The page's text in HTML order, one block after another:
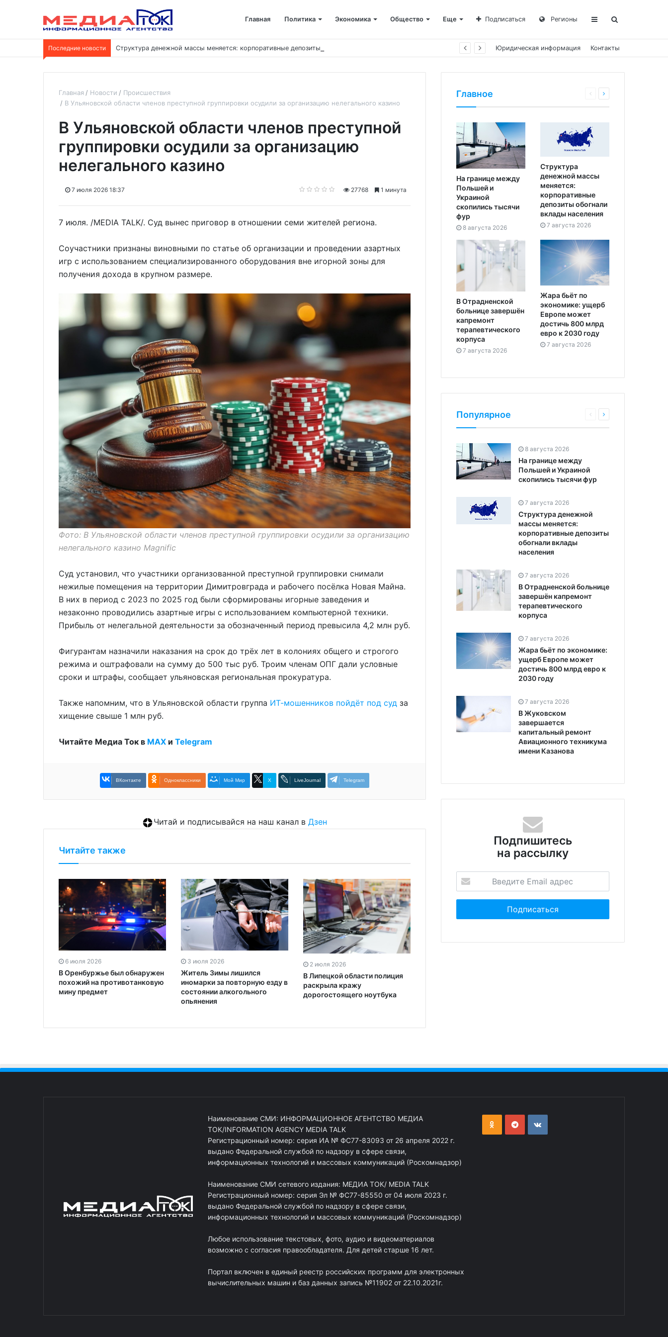
Главная Политика Экономика Общество Еще Подписаться Регионы
Последние новости Структура денежной массы меняется: корпоративные депозиты обогнали вклады населения Юридическая информация Контакты
Главная Новости
Происшествия
В Ульяновской области членов преступной группировки осудили за организацию нелегального казино
В Ульяновской области членов преступной
группировки осудили за организацию
нелегального казино
7 июля 2026 18:37 27768 1 минута
7 июля. /MEDIA TALK/. Суд вынес приговор в отношении семи жителей региона.
Соучастники признаны виновными по статье об организации и проведении азартных
игр с использованием специализированного оборудования вне игорной зоны для
получения дохода в крупном размере.
Фото: В Ульяновской области членов преступной группировки осудили за организацию
нелегального казино Magnific
Суд установил, что участники организованной преступной группировки снимали
нежилые помещения на территории Димитровграда и рабочего посёлка Новая Майна.
В них в период с 2023 по 2025 год были сформированы игорные заведения и
незаконно проводились азартные игры с использованием компьютерной техники.
Прибыль от нелегальной деятельности за обозначенный период превысила 4,2 млн руб.
Фигурантам назначили наказания на срок до трёх лет в колониях общего и строгого
режима и оштрафовали на сумму до 500 тыс руб. Троим членам ОПГ дали условные
сроки и штрафы, сообщает ульяновская региональная прокуратура.
Также напомним, что в Ульяновской области группа ИТ-мошенников пойдёт под суд за
хищение свыше 1 млн руб.
Читайте Медиа Ток в МАХ и Telegram
ВКонтакте Одноклассники Мой Мир X LiveJournal Telegram
Читай и подписывайся на наш канал в Дзен
Читайте также
6 июля 2026
В Оренбуржье был обнаружен
похожий на противотанковую
мину предмет
3 июля 2026
Житель Зимы лишился
иномарки за повторную езду в
состоянии алкогольного
опьянения
2 июля 2026
В Липецкой области полиция
раскрыла кражу
дорогостоящего ноутбука
Главное
На границе между
Польшей и
Украиной
скопились тысячи
фур
8 августа 2026
Структура
денежной массы
меняется:
корпоративные
депозиты обогнали
вклады населения
7 августа 2026
В Отрадненской
больнице завершён
капремонт
терапевтического
корпуса
7 августа 2026
Жара бьёт по
экономике: ущерб
Европе может
достичь 800 млрд
евро к 2030 году
7 августа 2026
Популярное
8 августа 2026
На границе между
Польшей и Украиной
скопились тысячи фур
7 августа 2026
Структура денежной
массы меняется:
корпоративные депозиты
обогнали вклады
населения
7 августа 2026
В Отрадненской больнице
завершён капремонт
терапевтического
корпуса
7 августа 2026
Жара бьёт по экономике:
ущерб Европе может
достичь 800 млрд евро к
2030 году
7 августа 2026
В Жуковском
завершается
капитальный ремонт
Авиационного техникума
имени Казанова
Подпишитесь
на рассылку
Наименование СМИ: ИНФОРМАЦИОННОЕ АГЕНТСТВО МЕДИА
ТОК/INFORMATION AGENCY MEDIA TALK
Регистрационный номер: серия ИА № ФС77-83093 от 26 апреля 2022 г.
выдано Федеральной службой по надзору в сфере связи,
информационных технологий и массовых коммуникаций (Роскомнадзор)
Наименование СМИ сетевого издания: МЕДИА ТОК/ MEDIA TALK
Регистрационный номер: серия Эл № ФС77-85550 от 04 июля 2023 г.
выдано Федеральной службой по надзору в сфере связи,
информационных технологий и массовых коммуникаций (Роскомнадзор)
Любое использование текстовых, фото, аудио и видеоматериалов
возможно с согласия правообладателя. Для детей старше 16 лет.
Портал включен в единый реестр российских программ для электронных
вычислительных машин и баз данных запись №11902 от 22.10.2021г.